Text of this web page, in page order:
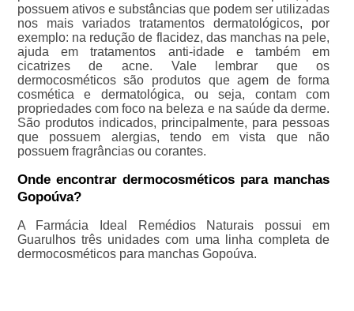
possuem ativos e substâncias que podem ser utilizadas
nos mais variados tratamentos dermatológicos, por
exemplo: na redução de flacidez, das manchas na pele,
ajuda em tratamentos anti-idade e também em
cicatrizes de acne. Vale lembrar que os
dermocosméticos são produtos que agem de forma
cosmética e dermatológica, ou seja, contam com
propriedades com foco na beleza e na saúde da derme.
São produtos indicados, principalmente, para pessoas
que possuem alergias, tendo em vista que não
possuem fragrâncias ou corantes.
Onde encontrar dermocosméticos para manchas
Gopoúva?
A Farmácia Ideal Remédios Naturais possui em
Guarulhos três unidades com uma linha completa de
dermocosméticos para manchas Gopoúva.